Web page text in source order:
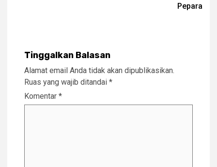
Pepara
Tinggalkan Balasan
Alamat email Anda tidak akan dipublikasikan.
Ruas yang wajib ditandai *
Komentar *